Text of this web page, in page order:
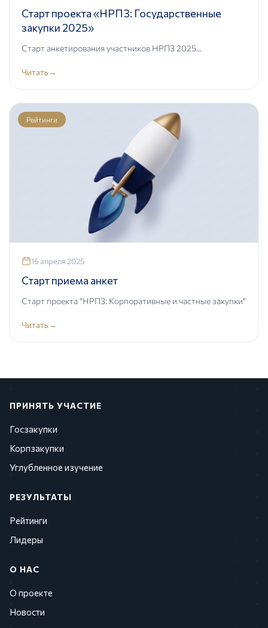
Старт проекта «НРПЗ: Государственные
закупки 2025»
Старт анкетирования участников НРПЗ 2025...
Читать→
Рейтинги
16 апреля 2025
Старт приема анкет
Старт проекта "НРПЗ: Корпоративные и частные закупки"
Читать→
ПРИНЯТЬ УЧАСТИЕ
Госзакупки
Корпзакупки
Углубленное изучение
РЕЗУЛЬТАТЫ
Рейтинги
Лидеры
О НАС
О проекте
Новости